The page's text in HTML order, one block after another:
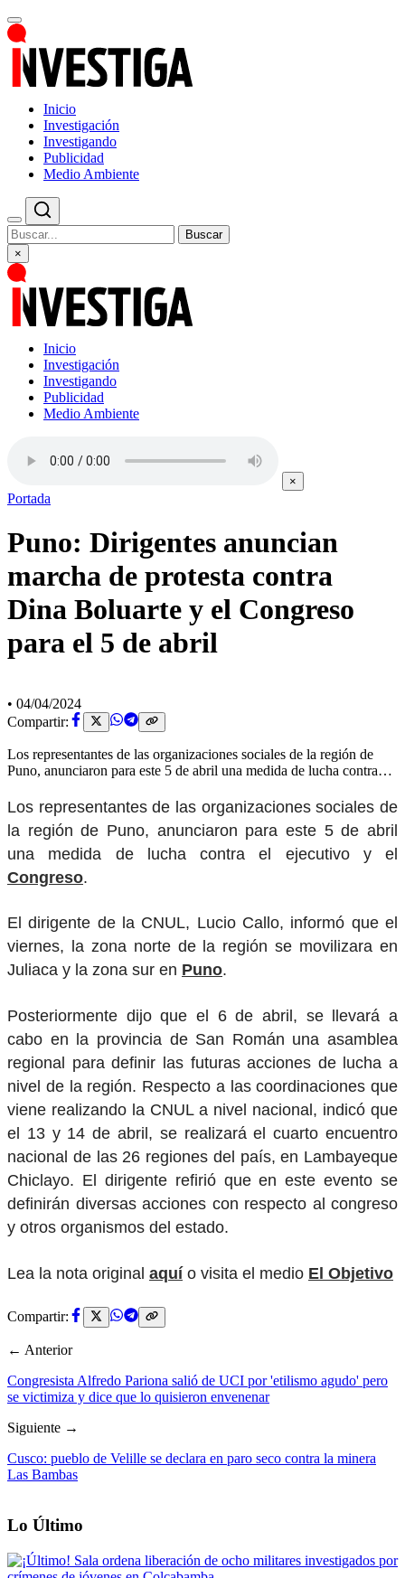
Inicio
Investigación
Investigando
Publicidad
Medio Ambiente
Buscar
×
Inicio
Investigación
Investigando
Publicidad
Medio Ambiente
×
Portada
Puno: Dirigentes anuncian
marcha de protesta contra
Dina Boluarte y el Congreso
para el 5 de abril
• 04/04/2024
Compartir:
Los representantes de las organizaciones sociales de la región de
Puno, anunciaron para este 5 de abril una medida de lucha contra…
Los representantes de las organizaciones sociales de
la región de Puno, anunciaron para este 5 de abril
una medida de lucha contra el ejecutivo y el
Congreso.
El dirigente de la CNUL, Lucio Callo, informó que el
viernes, la zona norte de la región se movilizara en
Juliaca y la zona sur en Puno.
Posteriormente dijo que el 6 de abril, se llevará a
cabo en la provincia de San Román una asamblea
regional para definir las futuras acciones de lucha a
nivel de la región. Respecto a las coordinaciones que
viene realizando la CNUL a nivel nacional, indicó que
el 13 y 14 de abril, se realizará el cuarto encuentro
nacional de las 26 regiones del país, en Lambayeque
Chiclayo. El dirigente refirió que en este evento se
definirán diversas acciones con respecto al congreso
y otros organismos del estado.
Lea la nota original aquío visita el medio El Objetivo
Compartir:
← Anterior
Congresista Alfredo Pariona salió de UCI por 'etilismo agudo' pero
se victimiza y dice que lo quisieron envenenar
Siguiente →
Cusco: pueblo de Velille se declara en paro seco contra la minera
Las Bambas
Lo Último